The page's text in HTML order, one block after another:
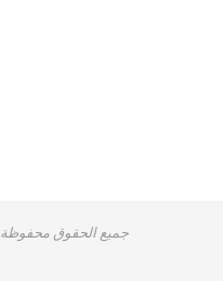
جميع الحقوق محفوظة